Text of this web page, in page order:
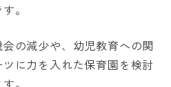
。
の減少や、幼児教育への関
に力を入れた保育園を検討
。